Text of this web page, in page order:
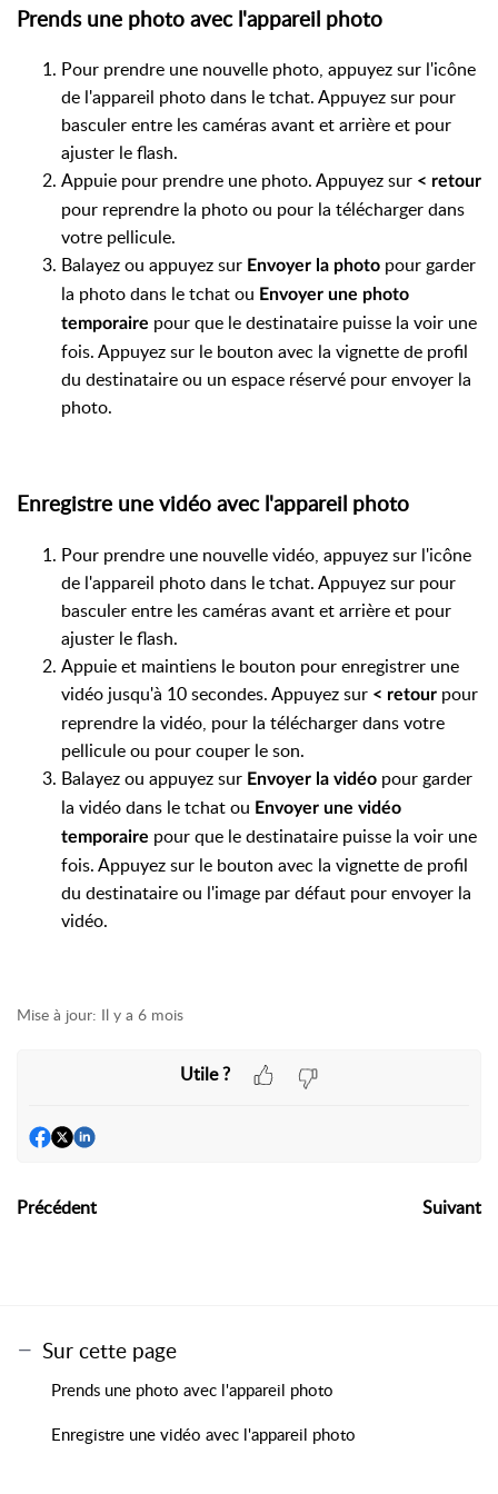
Prends une photo avec l'appareil photo
Pour prendre une nouvelle photo, appuyez sur l'icône
de l'appareil photo dans le tchat. Appuyez sur pour
basculer entre les caméras avant et arrière et pour
ajuster le flash.
Appuie pour prendre une photo. Appuyez sur < retour
pour reprendre la photo ou pour la télécharger dans
votre pellicule.
Balayez ou appuyez sur Envoyer la photo pour garder
la photo dans le tchat ou Envoyer une photo
temporaire pour que le destinataire puisse la voir une
fois. Appuyez sur le bouton avec la vignette de profil
du destinataire ou un espace réservé pour envoyer la
photo.
Enregistre une vidéo avec l'appareil photo
Pour prendre une nouvelle vidéo, appuyez sur l'icône
de l'appareil photo dans le tchat. Appuyez sur pour
basculer entre les caméras avant et arrière et pour
ajuster le flash.
Appuie et maintiens le bouton pour enregistrer une
vidéo jusqu'à 10 secondes. Appuyez sur < retour pour
reprendre la vidéo, pour la télécharger dans votre
pellicule ou pour couper le son.
Balayez ou appuyez sur Envoyer la vidéo pour garder
la vidéo dans le tchat ou Envoyer une vidéo
temporaire pour que le destinataire puisse la voir une
fois. Appuyez sur le bouton avec la vignette de profil
du destinataire ou l'image par défaut pour envoyer la
vidéo.
Mise à jour: Il y a 6 mois
Utile ?
Précédent Suivant
Sur cette page
Prends une photo avec l'appareil photo
Enregistre une vidéo avec l'appareil photo